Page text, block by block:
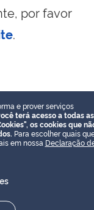
por favor
.
e prover serviços
terá acesso a todas as
os cookies que
Para escolher quais
em nossa Declaração